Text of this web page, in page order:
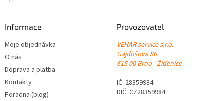
Informace
Moje objednávka
O nás
Doprava a platba
Kontakty
Poradna (blog)
Provozovatel
VEHAR service s.r.o.
Gajdošova 86
615 00 Brno - Židenice
IČ: 28359984
DIČ: CZ28359984